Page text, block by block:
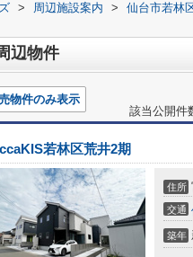
> 周辺施設案内 > 仙台市若林
辺物件
物件のみ表示
該当公開件
若林区荒井2期
住所
交通
築年